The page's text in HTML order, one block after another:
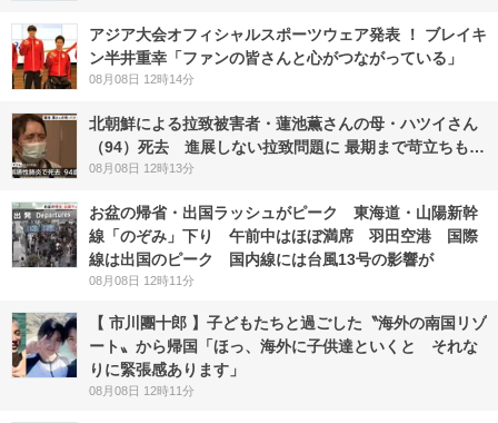
アジア大会オフィシャルスポーツウェア発表 ！ ブレイキ
ン半井重幸「ファンの皆さんと心がつながっている」
08月08日 12時14分
北朝鮮による拉致被害者・蓮池薫さんの母・ハツイさん
（94）死去 進展しない拉致問題に 最期まで苛立ちも…
08月08日 12時13分
お盆の帰省・出国ラッシュがピーク 東海道・山陽新幹
線「のぞみ」下り 午前中はほぼ満席 羽田空港 国際
線は出国のピーク 国内線には台風13号の影響が
08月08日 12時11分
【 市川團十郎 】子どもたちと過ごした〝海外の南国リゾ
ート〟から帰国「ほっ、海外に子供達といくと それな
りに緊張感あります」
08月08日 12時11分